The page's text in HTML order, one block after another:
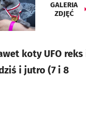
GALERIA
ZDJĘĆ
koty UFO reks
i jutro (7 i 8